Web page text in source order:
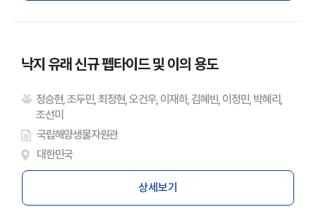
낙지 유래 신규 펩타이드 및 이의 용도
정승현, 조두민, 최정현, 오건우, 이재하, 김혜빈, 이정민, 박혜리,
조선미
국립해양생물자원관
대한민국
상세보기